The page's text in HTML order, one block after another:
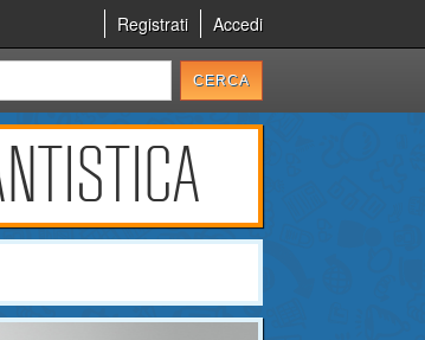
Registrati Accedi